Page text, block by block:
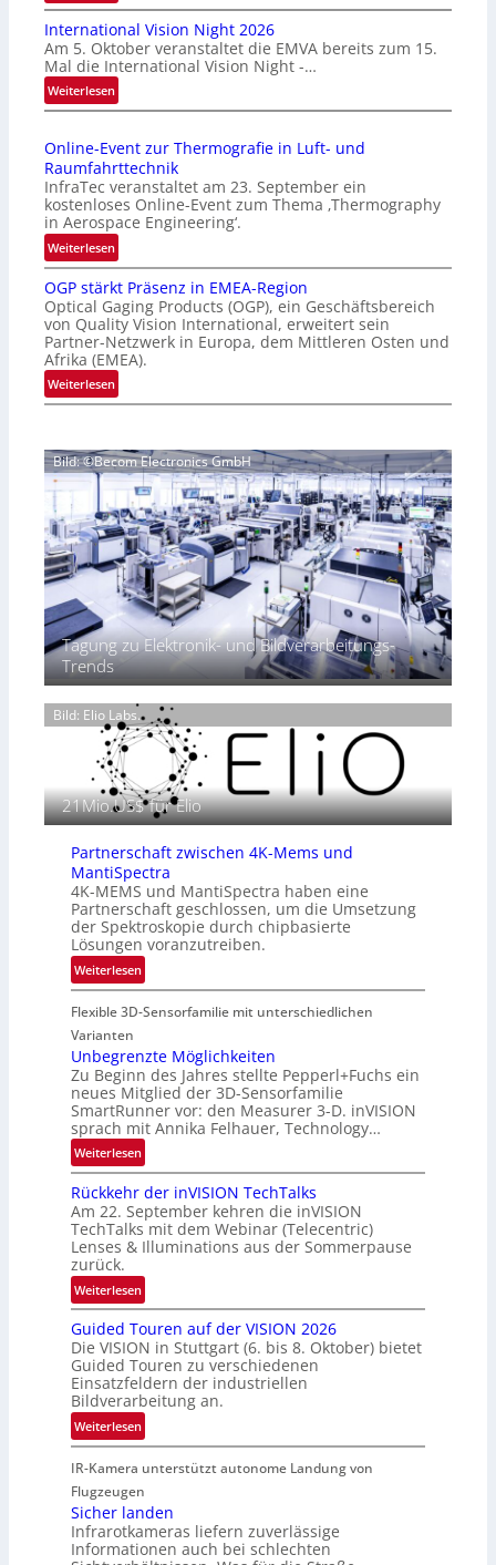
H
o
m
e
p
a
e
‚
H
y
p
e
r
s
p
e
c
t
r
l
N
w
s
‘
International Vision Night 2026
Am 5. Oktober veranstaltet die EMVA bereits zum 15.
Mal die International Vision Night -…
Weiterlesen:
I
t
e
r
n
a
t
o
n
a
l
V
i
i
o
N
i
g
h
t
2
0
2
6
Online-Event zur Thermografie in Luft- und
Raumfahrttechnik
InfraTec veranstaltet am 23. September ein
kostenloses Online-Event zum Thema ‚Thermography
in Aerospace Engineering‘.
Weiterlesen:
O
n
l
i
n
e
-
e
n
z
u
r
T
h
r
m
o
r
a
f
i
e
n
L
u
f
t
u
a
u
m
f
a
h
r
t
t
e
c
h
i
k
OGP stärkt Präsenz in EMEA-Region
Optical Gaging Products (OGP), ein Geschäftsbereich
von Quality Vision International, erweitert sein
Partner-Netzwerk in Europa, dem Mittleren Osten und
Afrika (EMEA).
Weiterlesen:
O
P
s
ä
r
t
P
r
ä
s
e
z
i
n
E
M
E
A
-
R
e
g
i
o
n
Bild: ©Becom Electronics GmbH
Tagung zu Elektronik- und Bildverarbeitungs-
Trends
Bild: Elio Labs.
21Mio.US$ für Elio
Partnerschaft zwischen 4K-Mems und
MantiSpectra
4K-MEMS und MantiSpectra haben eine
Partnerschaft geschlossen, um die Umsetzung
der Spektroskopie durch chipbasierte
Lösungen voranzutreiben.
Weiterlesen:
P
a
t
n
e
r
s
c
h
a
f
t
i
s
c
h
e
n
4
K
-
M
e
m
s
Flexible 3D-Sensorfamilie mit unterschiedlichen
Varianten
Unbegrenzte Möglichkeiten
Zu Beginn des Jahres stellte Pepperl+Fuchs ein
neues Mitglied der 3D-Sensorfamilie
SmartRunner vor: den Measurer 3-D. inVISION
sprach mit Annika Felhauer, Technology…
Weiterlesen:
U
n
b
e
g
r
e
z
t
e
M
ö
g
l
i
c
h
k
Rückkehr der inVISION TechTalks
Am 22. September kehren die inVISION
TechTalks mit dem Webinar (Telecentric)
Lenses & Illuminations aus der Sommerpause
zurück.
Weiterlesen:
R
ü
c
k
k
e
h
d
e
r
i
Guided Touren auf der VISION 2026
Die VISION in Stuttgart (6. bis 8. Oktober) bietet
Guided Touren zu verschiedenen
Einsatzfeldern der industriellen
Bildverarbeitung an.
Weiterlesen:
G
u
i
d
e
d
IR-Kamera unterstützt autonome Landung von
Flugzeugen
Sicher landen
Infrarotkameras liefern zuverlässige
Informationen auch bei schlechten